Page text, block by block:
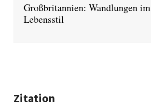
Großbritannien: Wandlungen im
Lebensstil
Zitation